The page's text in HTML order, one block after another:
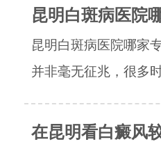
昆明白斑病医院
昆明白斑病医院哪家
并非毫无征兆，很多
在昆明看白癜风